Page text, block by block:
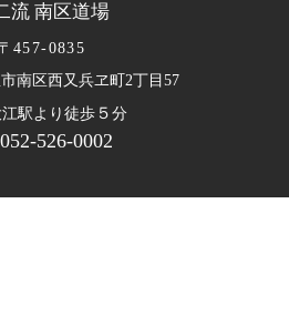
流 南区道場
457-0835
南区西又兵ヱ町2丁目57
駅より徒歩５ 分
052-526-0002